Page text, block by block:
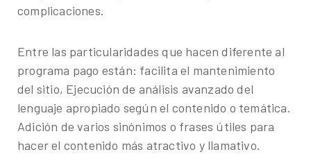
complicaciones.
Entre las particularidades que hacen diferente al
programa pago están: facilita el mantenimiento
del sitio, Ejecución de análisis avanzado del
lenguaje apropiado según el contenido o temática.
Adición de varios sinónimos o frases útiles para
hacer el contenido más atractivo y llamativo.